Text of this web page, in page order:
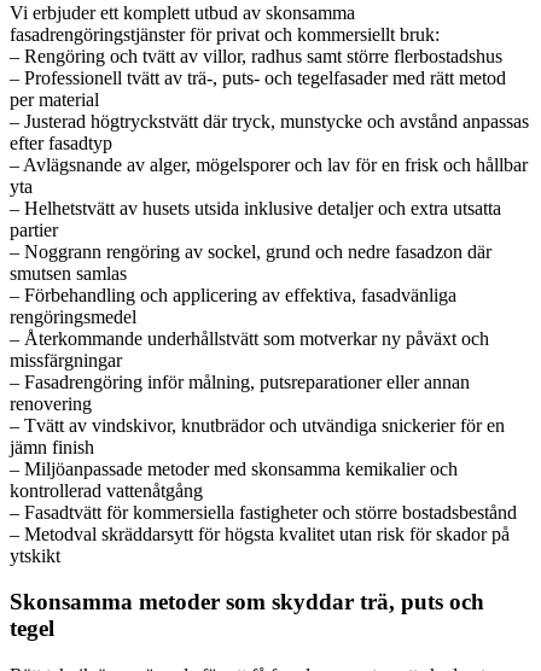
Vi erbjuder ett komplett utbud av skonsamma
fasadrengöringstjänster för privat och kommersiellt bruk:
– Rengöring och tvätt av villor, radhus samt större flerbostadshus
– Professionell tvätt av trä-, puts- och tegelfasader med rätt metod
per material
– Justerad högtryckstvätt där tryck, munstycke och avstånd anpassas
efter fasadtyp
– Avlägsnande av alger, mögelsporer och lav för en frisk och hållbar
yta
– Helhetstvätt av husets utsida inklusive detaljer och extra utsatta
partier
– Noggrann rengöring av sockel, grund och nedre fasadzon där
smutsen samlas
– Förbehandling och applicering av effektiva, fasadvänliga
rengöringsmedel
– Återkommande underhållstvätt som motverkar ny påväxt och
missfärgningar
– Fasadrengöring inför målning, putsreparationer eller annan
renovering
– Tvätt av vindskivor, knutbrädor och utvändiga snickerier för en
jämn finish
– Miljöanpassade metoder med skonsamma kemikalier och
kontrollerad vattenåtgång
– Fasadtvätt för kommersiella fastigheter och större bostadsbestånd
– Metodval skräddarsytt för högsta kvalitet utan risk för skador på
ytskikt
Skonsamma metoder som skyddar trä, puts och
tegel